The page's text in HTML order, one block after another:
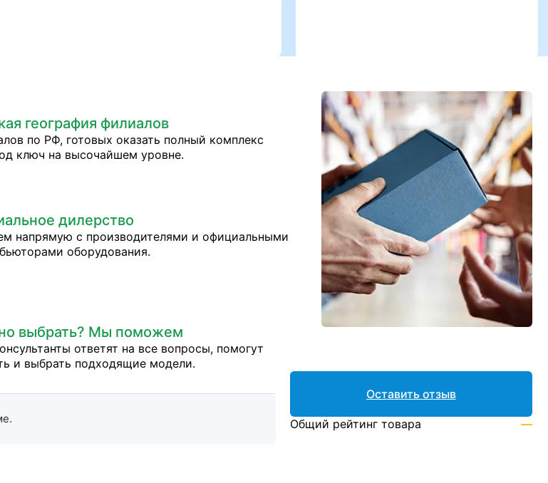
география филиалов
по РФ, готовых оказать полный комплекс
ключ на высочайшем уровне.
дилерство
напрямую с производителями и официальными
оборудования.
выбрать? Мы поможем
ответят на все вопросы, помогут
и выбрать подходящие модели.
Оставить отзыв
Общий рейтинг товара —